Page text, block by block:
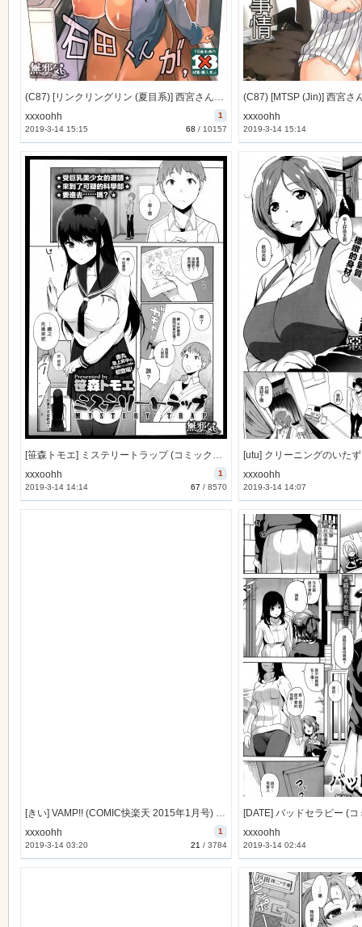
(C87) [リンクリングリン (夏目系)] 西宮さんと石田くんが、 (聲の形) [無邪気漢化組][MJK-15-Z055]
1
xxxoohh
68 / 10157
2019-3-14 15:15
xxxoohh
2019-3-14 15:14
[笹森トモエ] ミステリートラップ (コミックホットミルク 2013年9月号) [無邪気漢化組][MJK-15-Z052]
1
xxxoohh
67 / 8570
2019-3-14 14:14
xxxoohh
2019-3-14 14:07
[きい] VAMP!! (COMIC快楽天 2015年1月号) [無邪気漢化組][MJK-15-Z049]
1
xxxoohh
21 / 3784
2019-3-14 03:20
xxxoohh
2019-3-14 02:44